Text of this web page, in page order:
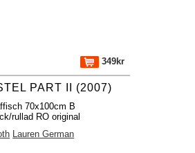
349kr
PART II (2007)
70x100cm B
rullad RO original
Lauren German